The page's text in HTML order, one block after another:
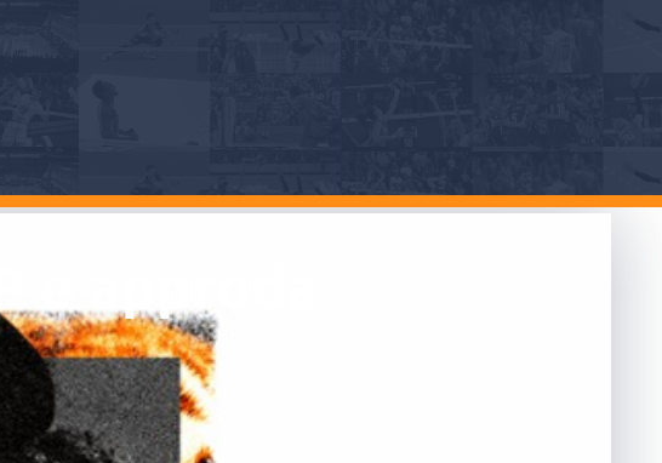
e approda